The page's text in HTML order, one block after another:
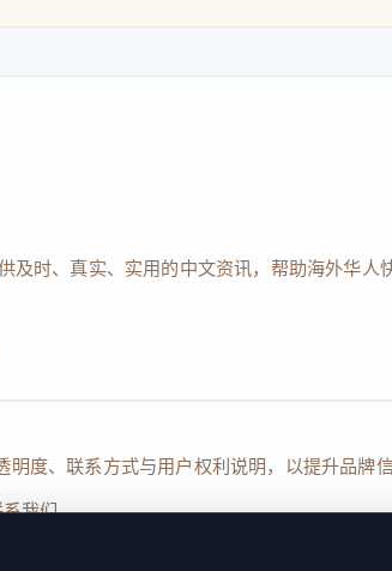
时、真实、实用的中文资讯，帮助海外华人
度、联系方式与用户权利说明，以提升品牌
系我们